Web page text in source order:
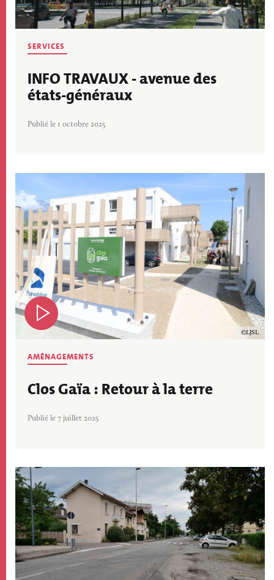
SERVICES
INFO TRAVAUX - avenue des
états-généraux
Publié le 1 octobre 2025
LJSL
AMÉNAGEMENTS
Clos Gaïa : Retour à la terre
Publié le 7 juillet 2025
Image